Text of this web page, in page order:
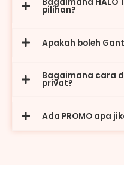
pilihan?
Apakah boleh
Bagaimana cara
privat?
Ada PROMO apa